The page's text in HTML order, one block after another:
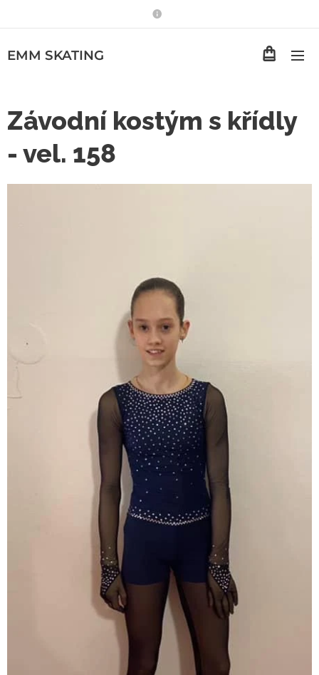
EMM SKATING
Závodní kostým s křídly
- vel. 158